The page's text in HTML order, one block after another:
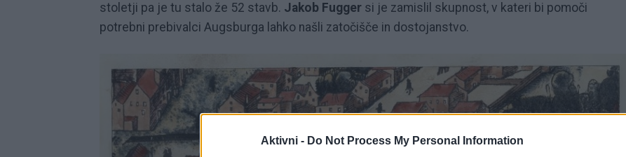
Aktivni - Do Not Process My Personal Information
stoletji pa je tu stalo že 52 stavb. Jakob Fugger si je zamislil skupnost, v kateri bi pomoči
potrebni prebivalci Augsburga lahko našli zatočišče in dostojanstvo.